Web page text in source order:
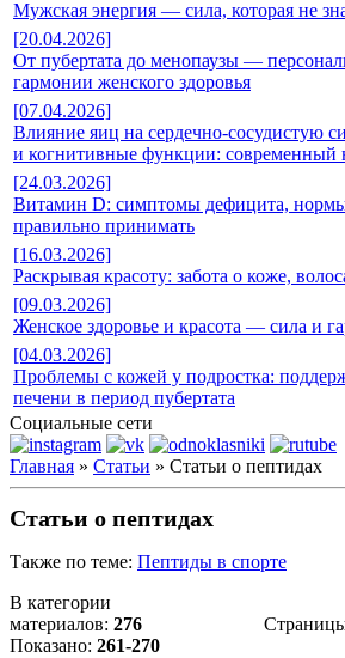
Мужская энергия — сила, которая не
[20.04.2026]
От пубертата до менопаузы —
гармонии женского здоровья
[07.04.2026]
Влияние яиц на сердечно-сосудистую
и когнитивные функции: современный
[24.03.2026]
Витамин D: симптомы дефицита,
правильно принимать
[16.03.2026]
Раскрывая красоту: забота о коже,
[09.03.2026]
Женское здоровье и красота — сила и
[04.03.2026]
Проблемы с кожей у подростка:
печени в период пубертата
Социальные сети
Главная » Статьи » Статьи о пептидах
Статьи о пептидах
Также по теме: Пептиды в спорте
В категории
материалов: 276
Показано: 261-270